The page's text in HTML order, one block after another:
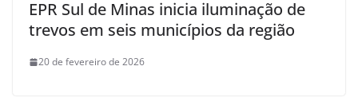
EPR Sul de Minas inicia iluminação de
trevos em seis municípios da região
20 de fevereiro de 2026